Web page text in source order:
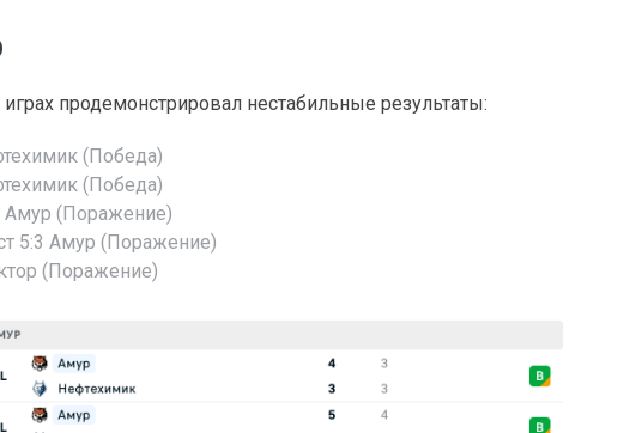
продемонстрировал нестабильные результаты:
(Победа)
(Победа)
Амур (Поражение)
5:3 Амур (Поражение)
(Поражение)